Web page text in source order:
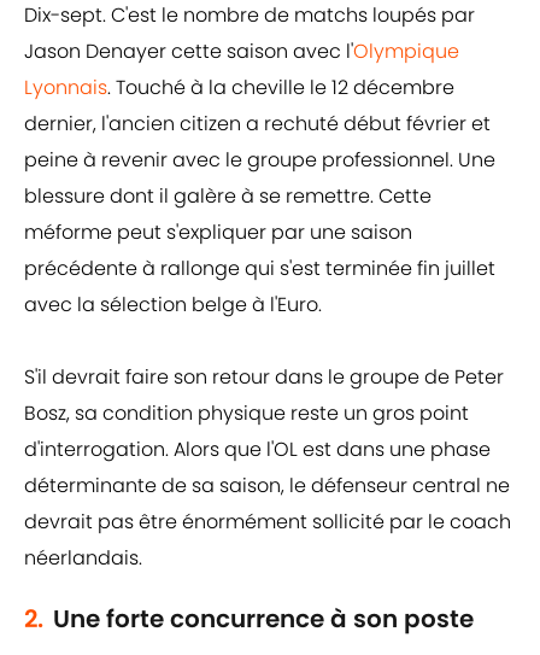
Dix-sept. C'est le nombre de matchs loupés par
Jason Denayer cette saison avec l'Olympique
Lyonnais. Touché à la cheville le 12 décembre
dernier, l'ancien citizen a rechuté début février et
peine à revenir avec le groupe professionnel. Une
blessure dont il galère à se remettre. Cette
méforme peut s'expliquer par une saison
précédente à rallonge qui s'est terminée fin juillet
avec la sélection belge à l'Euro.
S'il devrait faire son retour dans le groupe de Peter
Bosz, sa condition physique reste un gros point
d'interrogation. Alors que l'OL est dans une phase
déterminante de sa saison, le défenseur central ne
devrait pas être énormément sollicité par le coach
néerlandais.
2. Une forte concurrence à son poste